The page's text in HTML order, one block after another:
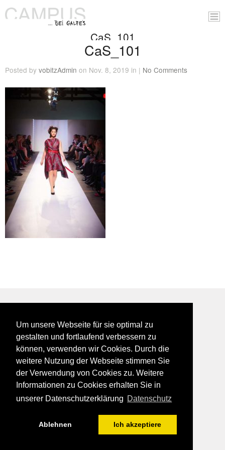
Um unsere Webseite für sie optimal zu
gestalten und fortlaufend verbessern zu
können, verwenden wir Cookies. Durch die
weitere Nutzung der Webseite stimmen Sie
der Verwendung von Cookies zu. Weitere
Informationen zu Cookies erhalten Sie in
unserer Datenschutzerklärung Datenschutz
Ablehnen Ich akzeptiere
CaS_101
CaS_101
Posted by vobitzAdmin on Nov. 8, 2019 in | No Comments
BEI GALFES - hier wird man getroffen
impressum
datenschutz
disclaimer